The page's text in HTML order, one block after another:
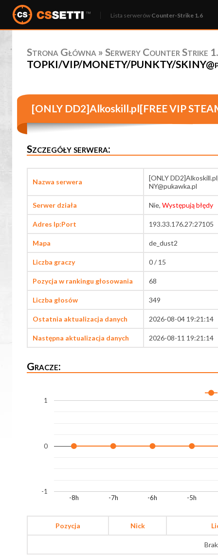
Lista serwerów Counter-Strike 1.6
Strona Główna » Serwery Counter Strike
TOPKI/VIP/MONETY/PUNKTY/
[ONLY DD2]Alkoskill.pl[FREE VIP
Szczegóły serwera:
Nazwa serwera
[ONLY
NY@pukawka.pl
Serwer działa Nie, Występują błędy
Adres Ip:Port 193.33.176.27:27105
Mapa de_dust2
Liczba graczy 0 / 15
Pozycja w rankingu głosowania 68
Liczba głosów 349
Ostatnia aktualizacja danych 2026-08-04 19:21:14
Następna aktualizacja danych 2026-08-11 19:21:14
Gracze:
-8h -7h -6h -5h
-1
0
1
Pozycja Nick